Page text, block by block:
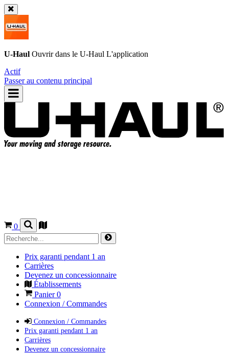
U-Haul Ouvrir dans le U-Haul L'application
Actif
Passer au contenu principal
0
Prix garanti pendant 1 an
Carrières
Devenez un concessionnaire
Établissements
Panier0
Connexion / Commandes
Connexion / Commandes
Prix garanti pendant 1 an
Carrières
Devenez un concessionnaire